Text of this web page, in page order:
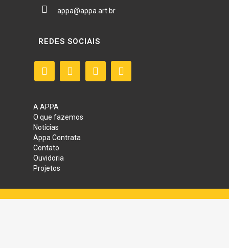
appa@appa.art.br
REDES SOCIAIS
A APPA
O que fazemos
Notícias
Appa Contrata
Contato
Ouvidoria
Projetos